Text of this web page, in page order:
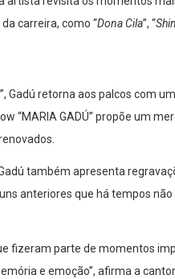
carreira, como “Dona Cila”, “
Gadú retorna aos palcos com
“MARIA GADÚ” propõe um
também apresenta
anteriores que há tempos
fizeram parte de momentos
e emoção”, afirma a